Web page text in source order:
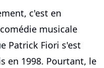
c'est en
musicale
Patrick Fiori s'est
en 1998. Pourtant, le